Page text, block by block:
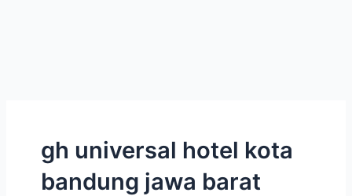
gh universal hotel kota
bandung jawa barat